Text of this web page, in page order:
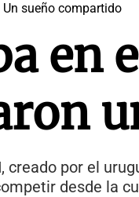
Un sueño compartido
en
creado por el
desde la